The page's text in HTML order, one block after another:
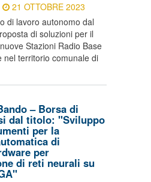
21 OTTOBRE 2023
di lavoro autonomo dal
di soluzioni per il
Stazioni Radio Base
nel territorio comunale di
– Borsa di
dal titolo: "Sviluppo
per la
di
per
di reti neurali su